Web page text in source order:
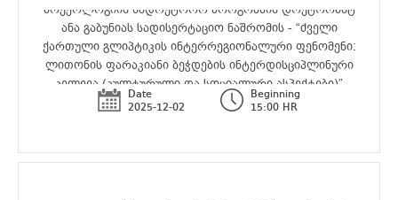
არქეოლოგიის სადოქტორო პროგრამის დოქტორანტ
ანა გაბუნიას სადისერტაციო ნაშრომის - “ძველი
ქართული გლიპტიკის ინტერრეგიონალური ფენომენი:
ლითონის ფარაკიანი ბეჭდების ინტერდისციპლინური
კვლევა (კულტურული და სოციალური ასპექტები)”
Date
2025-12-02
Beginning
15:00 HR